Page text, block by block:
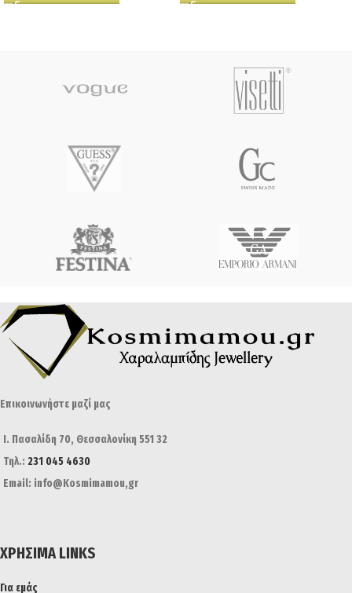
Επικοινωνήστε μαζί μας
Ι. Πασαλίδη 70, Θεσσαλονίκη 551 32
Τηλ.: 231 045 4630
Email: info@Kosmimamou,gr
ΧΡΉΣΙΜΑ LINKS
Για εμάς